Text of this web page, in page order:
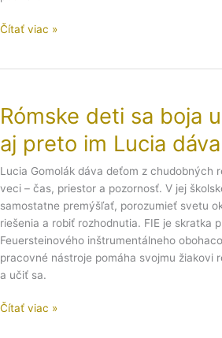
Čítať viac »
Rómske deti sa boja
aj preto im Lucia
Lucia Gomolák dáva deťom z chudobných
veci – čas, priestor a pozornosť. V jej
samostatne premýšľať, porozumieť svetu
riešenia a robiť rozhodnutia. FIE je skratka
Feuersteinového inštrumentálneho
pracovné nástroje pomáha svojmu žiakovi
a učiť sa.
sa
urobiť
gumu
Čítať viac »